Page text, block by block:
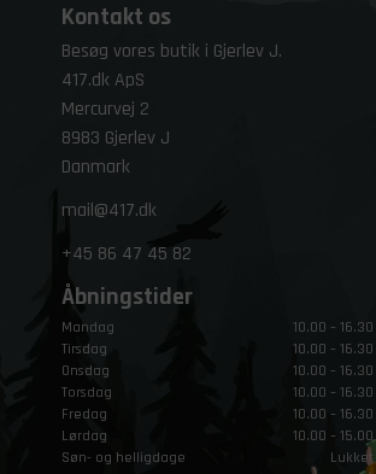
Kontakt os
Besøg vores butik i Gjerlev J.
417.dk ApS
Mercurvej 2
8983 Gjerlev J
Danmark
mail@417.dk
+45 86 47 45 82
Åbningstider
Mandag
10.00 – 16.30
Tirsdag
10.00 – 16.30
Onsdag
10.00 – 16.30
Torsdag
10.00 – 16.30
Fredag
10.00 – 16.30
Lørdag
10.00 – 15.00
Søn- og helligdage
Lukket